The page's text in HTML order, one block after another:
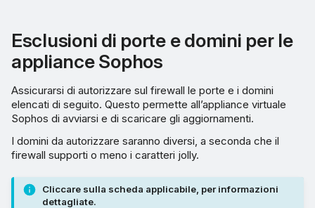
Esclusioni di porte e domini per le
appliance Sophos
Assicurarsi di autorizzare sul firewall le porte e i domini
elencati di seguito. Questo permette all’appliance virtuale
Sophos di avviarsi e di scaricare gli aggiornamenti.
I domini da autorizzare saranno diversi, a seconda che il
firewall supporti o meno i caratteri jolly.
Cliccare sulla scheda applicabile, per informazioni
dettagliate.